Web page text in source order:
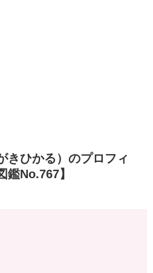
きひかる）のプロフィ
鑑No.767】